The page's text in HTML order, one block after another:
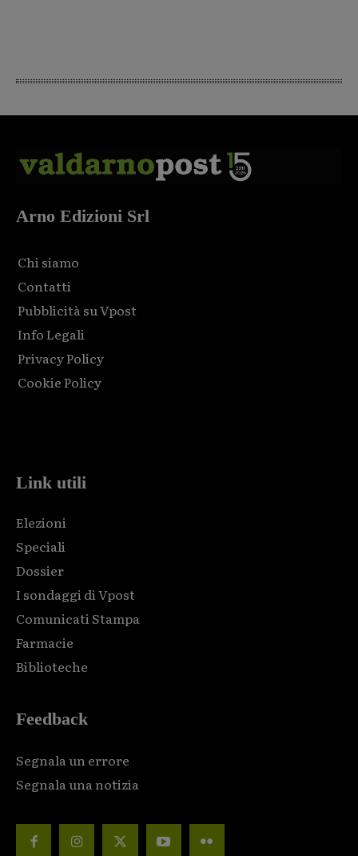
Arno Edizioni Srl
Chi siamo
Contatti
Pubblicità su Vpost
Info Legali
Privacy Policy
Cookie Policy
Link utili
Elezioni
Speciali
Dossier
I sondaggi di Vpost
Comunicati Stampa
Farmacie
Biblioteche
Feedback
Segnala un errore
Segnala una notizia